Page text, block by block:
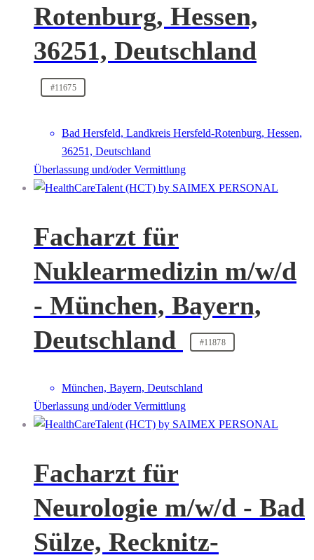
Rotenburg, Hessen,
36251, Deutschland
#11675
Bad Hersfeld, Landkreis Hersfeld-Rotenburg, Hessen,
36251, Deutschland
Überlassung und/oder Vermittlung
Facharzt für
Nuklearmedizin m/w/d
- München, Bayern,
Deutschland
#11878
München, Bayern, Deutschland
Überlassung und/oder Vermittlung
Facharzt für
Neurologie m/w/d - Bad
Sülze, Recknitz-